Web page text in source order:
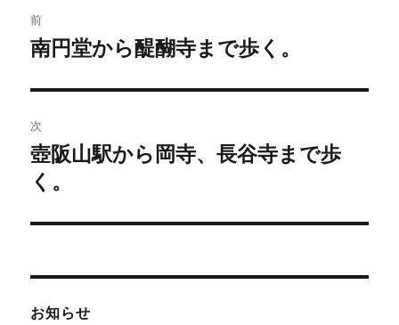
稿
ビ
ゲ
ー
シ
ン
前
前
投
稿:
南円堂から醍醐寺まで歩く。
次
次
の
稿:
壺阪山駅から岡寺、長谷寺まで歩
く。
お知らせ